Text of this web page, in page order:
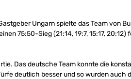
Ungarn spielte das Team von
75:50-Sieg (21:14, 19:7, 15:17, 20:12)
Das deutsche Team konnte die
deutlich besser und so wurden auch